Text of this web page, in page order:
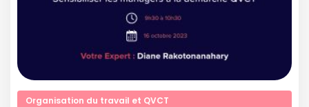
Organisation du travail et QVCT